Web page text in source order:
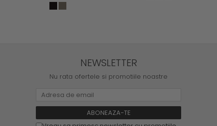
NEWSLETTER
Nu rata ofertele si promotiile noastre